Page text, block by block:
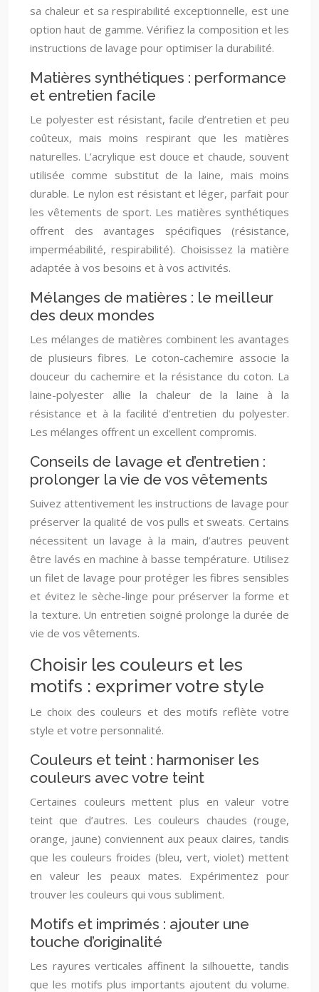
sa chaleur et sa respirabilité exceptionnelle, est une
option haut de gamme. Vérifiez la composition et les
instructions de lavage pour optimiser la durabilité.
Matières synthétiques : performance
et entretien facile
Le polyester est résistant, facile d’entretien et peu
coûteux, mais moins respirant que les matières
naturelles. L’acrylique est douce et chaude, souvent
utilisée comme substitut de la laine, mais moins
durable. Le nylon est résistant et léger, parfait pour
les vêtements de sport. Les matières synthétiques
offrent des avantages spécifiques (résistance,
imperméabilité, respirabilité). Choisissez la matière
adaptée à vos besoins et à vos activités.
Mélanges de matières : le meilleur
des deux mondes
Les mélanges de matières combinent les avantages
de plusieurs fibres. Le coton-cachemire associe la
douceur du cachemire et la résistance du coton. La
laine-polyester allie la chaleur de la laine à la
résistance et à la facilité d’entretien du polyester.
Les mélanges offrent un excellent compromis.
Conseils de lavage et d’entretien :
prolonger la vie de vos vêtements
Suivez attentivement les instructions de lavage pour
préserver la qualité de vos pulls et sweats. Certains
nécessitent un lavage à la main, d’autres peuvent
être lavés en machine à basse température. Utilisez
un filet de lavage pour protéger les fibres sensibles
et évitez le sèche-linge pour préserver la forme et
la texture. Un entretien soigné prolonge la durée de
vie de vos vêtements.
Choisir les couleurs et les
motifs : exprimer votre style
Le choix des couleurs et des motifs reflète votre
style et votre personnalité.
Couleurs et teint : harmoniser les
couleurs avec votre teint
Certaines couleurs mettent plus en valeur votre
teint que d’autres. Les couleurs chaudes (rouge,
orange, jaune) conviennent aux peaux claires, tandis
que les couleurs froides (bleu, vert, violet) mettent
en valeur les peaux mates. Expérimentez pour
trouver les couleurs qui vous subliment.
Motifs et imprimés : ajouter une
touche d’originalité
Les rayures verticales affinent la silhouette, tandis
que les motifs plus importants ajoutent du volume.